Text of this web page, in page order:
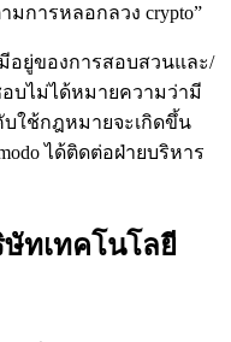
การหลอกลวง crypto”
มีอยู่ของการสอบสวนและ/
บไม่ได้หมายความว่ามี
ใช้กฎหมายจะเกิดขึ้น
ได้ติดต่อฝ่ายบริหาร
ทเทคโนโลยี